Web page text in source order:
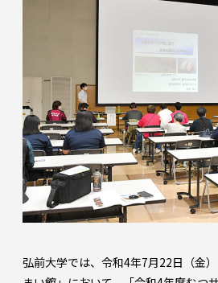
弘前大学では、令和4年7月22日（金